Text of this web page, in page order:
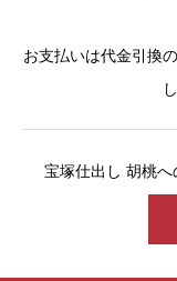
お支払いは代金引換
宝塚仕出し 胡桃へ